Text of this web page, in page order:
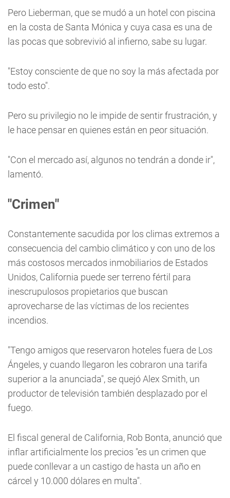
Pero Lieberman, que se mudó a un hotel con piscina
en la costa de Santa Mónica y cuya casa es una de
las pocas que sobrevivió al infierno, sabe su lugar.
"Estoy consciente de que no soy la más afectada por
todo esto".
Pero su privilegio no le impide de sentir frustración, y
le hace pensar en quienes están en peor situación.
"Con el mercado así, algunos no tendrán a donde ir",
lamentó.
"Crimen"
Constantemente sacudida por los climas extremos a
consecuencia del cambio climático y con uno de los
más costosos mercados inmobiliarios de Estados
Unidos, California puede ser terreno fértil para
inescrupulosos propietarios que buscan
aprovecharse de las víctimas de los recientes
incendios.
"Tengo amigos que reservaron hoteles fuera de Los
Ángeles, y cuando llegaron les cobraron una tarifa
superior a la anunciada", se quejó Alex Smith, un
productor de televisión también desplazado por el
fuego.
El fiscal general de California, Rob Bonta, anunció que
inflar artificialmente los precios "es un crimen que
puede conllevar a un castigo de hasta un año en
cárcel y 10.000 dólares en multa".